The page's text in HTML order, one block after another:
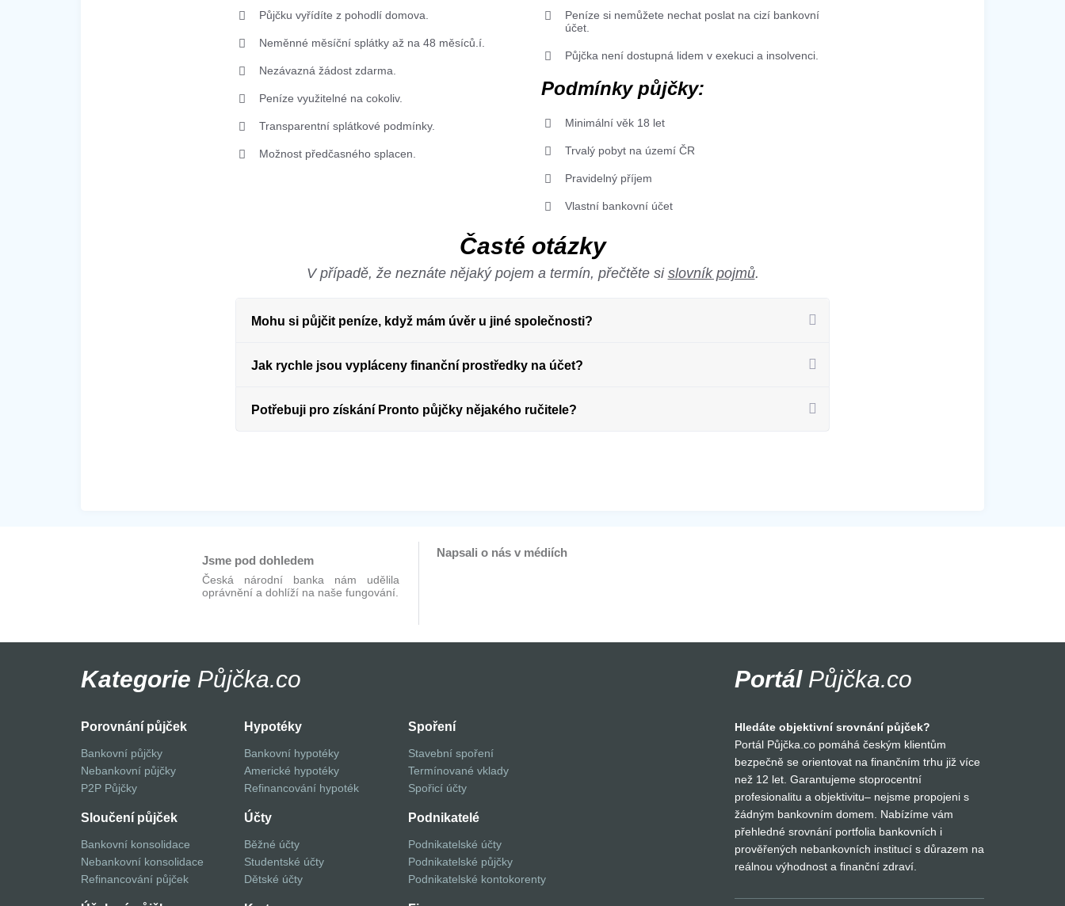
Půjčku vyřídíte z pohodlí domova.
Neměnné měsíční splátky až na 48 měsíců. í.
Nezávazná žádost zdarma.
Peníze využitelné na cokoliv.
Transparentní splátkové podmínky.
Možnost předčasného splacen.
Peníze si nemůžete nechat poslat na cizí bankovní
účet.
Půjčka není dostupná lidem v exekuci a insolvenci.
Podmínky půjčky:
Minimální věk 18 let
Trvalý pobyt na území ČR
Pravidelný příjem
Vlastní bankovní účet
Časté otázky
V případě, že neznáte nějaký pojem a termín, přečtěte si slovník pojmů.
Mohu si půjčit peníze, když mám úvěr u jiné společnosti?
Jak rychle jsou vypláceny finanční prostředky na účet?
Potřebuji pro získání Pronto půjčky nějakého ručitele?
Jsme pod dohledem
Česká národní banka nám udělila
oprávnění a dohlíží na naše fungování.
Napsali o nás v médiích
Kategorie Půjčka.co
Porovnání půjček
Bankovní půjčky
Nebankovní půjčky
P2P Půjčky
Sloučení půjček
Bankovní konsolidace
Nebankovní konsolidace
Refinancování půjček
Hypotéky
Bankovní hypotéky
Americké hypotéky
Refinancování hypoték
Účty
Běžné účty
Studentské účty
Dětské účty
Spoření
Stavební spoření
Termínované vklady
Spořicí účty
Podnikatelé
Podnikatelské účty
Podnikatelské půjčky
Podnikatelské kontokorenty
Portál Půjčka.co
Hledáte objektivní srovnání půjček?
Portál Půjčka.co pomáhá českým klientům
bezpečně se orientovat na finančním trhu již více
než 12 let. Garantujeme stoprocentní
profesionalitu a objektivitu– nejsme propojeni s
žádným bankovním domem. Nabízíme vám
přehledné srovnání portfolia bankovních i
prověřených nebankovních institucí s důrazem na
reálnou výhodnost a finanční zdraví.